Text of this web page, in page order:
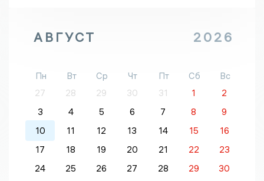
АВГУСТ 2026
Пн Вт Ср Чт Пт Сб
Вс
27
28 29 30 31 1
2
3
4 5 6 7 8
9
10
11 12 13 14 15
16
17
18 19 20 21 22
23
24
25 26 27 28 29
30